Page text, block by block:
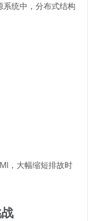
统中，分布式结构
，大幅缩短排故时